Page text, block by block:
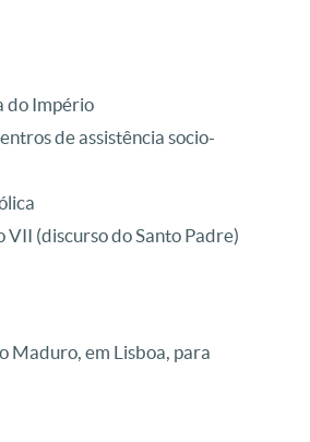
do Império
de assistência socio-
VII (discurso do Santo Padre)
Maduro, em Lisboa, para